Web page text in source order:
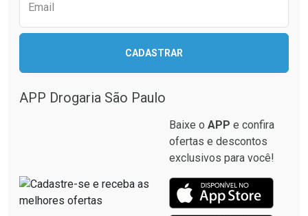
Comprar sem Desconto
Por R$ 79,00/cada
Por R$ 79,00/cada
Por R$ 40,95/cada
Email
CADASTRAR
APP Drogaria São Paulo
Baixe o APP e confira
ofertas e descontos
exclusivos para você!